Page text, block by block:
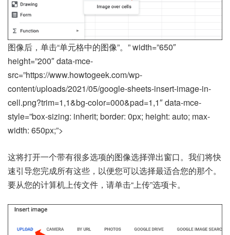
图像后，单击“单元格中的图像”。” width=”650″
height=”200″ data-mce-
src=”https://www.howtogeek.com/wp-
content/uploads/2021/05/google-sheets-insert-image-in-
cell.png?trim=1,1&bg-color=000&pad=1,1″ data-mce-
style=”box-sizing: inherit; border: 0px; height: auto; max-
width: 650px;”>
这将打开一个带有很多选项的图像选择弹出窗口。我们将快
速引导您完成所有这些，以便您可以选择最适合您的那个。
要从您的计算机上传文件，请单击“上传”选项卡。